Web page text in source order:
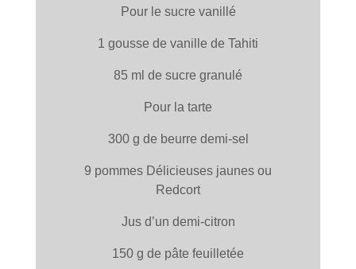
Pour le sucre vanillé
1 gousse de vanille de Tahiti
85 ml de sucre granulé
Pour la tarte
300 g de beurre demi-sel
9 pommes Délicieuses jaunes ou
Redcort
Jus d’un demi-citron
150 g de pâte feuilletée